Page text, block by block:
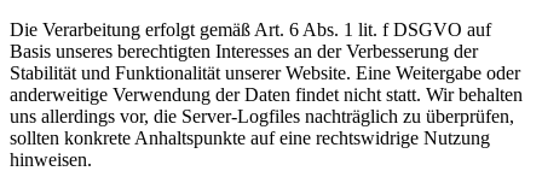
Die Verarbeitung erfolgt gemäß Art. 6 Abs. 1 lit. f DSGVO auf
Basis unseres berechtigten Interesses an der Verbesserung der
Stabilität und Funktionalität unserer Website. Eine Weitergabe oder
anderweitige Verwendung der Daten findet nicht statt. Wir behalten
uns allerdings vor, die Server-Logfiles nachträglich zu überprüfen,
sollten konkrete Anhaltspunkte auf eine rechtswidrige Nutzung
hinweisen.